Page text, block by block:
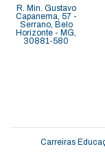
R. Min. Gustavo
Capanema, 57 -
Serrano, Belo
Horizonte - MG,
30881-580
Carreiras